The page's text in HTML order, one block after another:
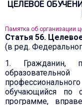
ЦЕЛЕВОЕ
Памятка об организации
Статья 56.
(в ред.
1. Гражданин,
обучающийся по
программе,